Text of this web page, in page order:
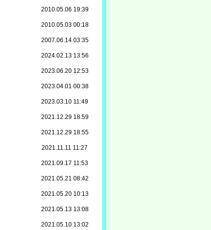
2010.05.06 19:39
2010.05.03 00:18
2007.06.14 03:35
2024.02.13 13:56
2023.06.20 12:53
2023.04.01 00:38
2023.03.10 11:49
2021.12.29 18:59
2021.12.29 18:55
2021.11.11 11:27
2021.09.17 11:53
2021.05.21 08:42
2021.05.20 10:13
2021.05.13 13:08
2021.05.10 13:02